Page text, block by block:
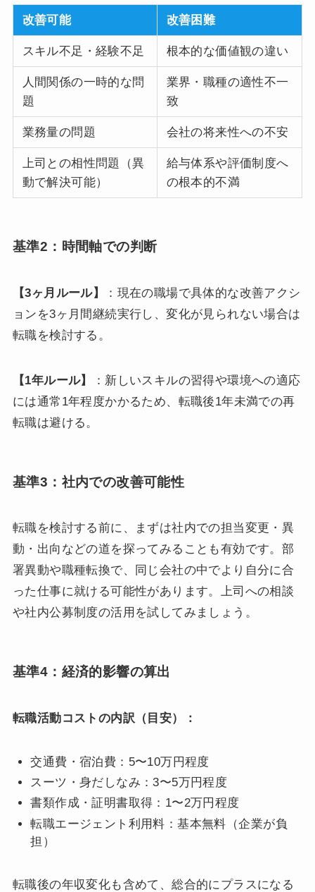
改善可能 改善困難
スキル不足・経験不足 根本的な価値観の違い
人間関係の一時的な問
題
業界・職種の適性不一
致
業務量の問題 会社の将来性への不安
上司との相性問題（異
動で解決可能）
給与体系や評価制度へ
の根本的不満
基準2：時間軸での判断
【3ヶ月ルール】
：現在の職場で具体的な改善アクシ
ョンを3ヶ月間継続実行し、変化が見られない場合は
転職を検討する。
【1年ルール】
：新しいスキルの習得や環境への適応
には通常1年程度かかるため、転職後1年未満での再
転職は避ける。
基準3：社内での改善可能性
転職を検討する前に、まずは社内での担当変更・異
動・出向などの道を探ってみることも有効です。部
署異動や職種転換で、同じ会社の中でより自分に合
った仕事に就ける可能性があります。上司への相談
や社内公募制度の活用を試してみましょう。
基準4：経済的影響の算出
転職活動コストの内訳（目安）：
交通費・宿泊費：5〜10万円程度
スーツ・身だしなみ：3〜5万円程度
書類作成・証明書取得：1〜2万円程度
転職エージェント利用料：基本無料（企業が負
担）
転職後の年収変化も含めて、総合的にプラスになる